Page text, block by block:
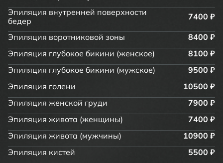
Эпиляция внутренней поверхности
бедер
7400 ₽
Эпиляция воротниковой зоны
8400 ₽
Эпиляция глубокое бикини (женское)
8100 ₽
Эпиляция глубокое бикини (мужское)
9500 ₽
Эпиляция голени
10500 ₽
Эпиляция женской груди
7900 ₽
Эпиляция живота (женщины)
7400 ₽
Эпиляция живота (мужчины)
10900 ₽
Эпиляция кистей
5500 ₽